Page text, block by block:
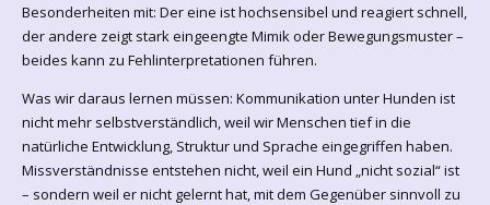
Besonderheiten mit: Der eine ist hochsensibel und reagiert schnell,
der andere zeigt stark eingeengte Mimik oder Bewegungsmuster –
beides kann zu Fehlinterpretationen führen.
Was wir daraus lernen müssen: Kommunikation unter Hunden ist
nicht mehr selbstverständlich, weil wir Menschen tief in die
natürliche Entwicklung, Struktur und Sprache eingegriffen haben.
Missverständnisse entstehen nicht, weil ein Hund „nicht sozial“ ist
– sondern weil er nicht gelernt hat, mit dem Gegenüber sinnvoll zu